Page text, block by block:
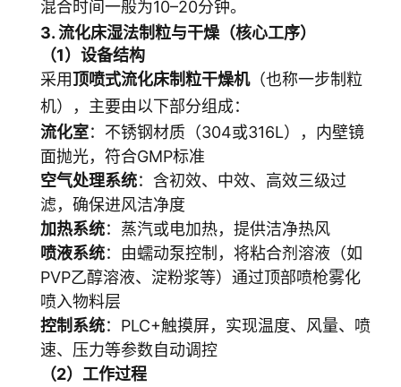
混合时间一般为10–20分钟。
3. 流化床湿法制粒与干燥（核心工序）
（1）设备结构
采用顶喷式流化床制粒干燥机（也称一步制粒
机），主要由以下部分组成：
流化室：不锈钢材质（304或316L），内壁镜
面抛光，符合GMP标准
空气处理系统：含初效、中效、高效三级过
滤，确保进风洁净度
加热系统：蒸汽或电加热，提供洁净热风
喷液系统：由蠕动泵控制，将粘合剂溶液（如
PVP乙醇溶液、淀粉浆等）通过顶部喷枪雾化
喷入物料层
控制系统：PLC+触摸屏，实现温度、风量、喷
速、压力等参数自动调控
（2）工作过程